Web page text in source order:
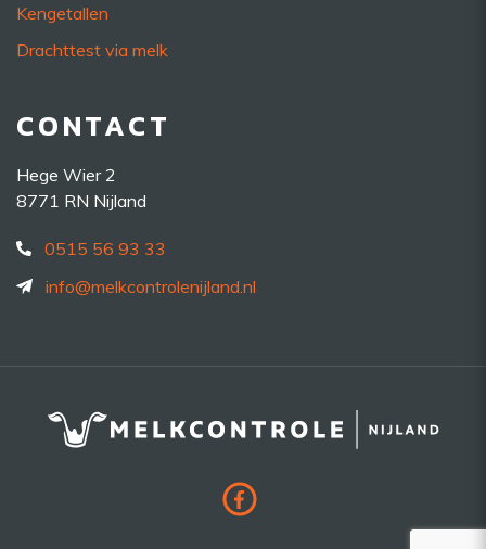
Kengetallen
Drachttest via melk
CONTACT
Hege Wier 2
8771 RN Nijland
0515 56 93 33
info@melkcontrolenijland.nl